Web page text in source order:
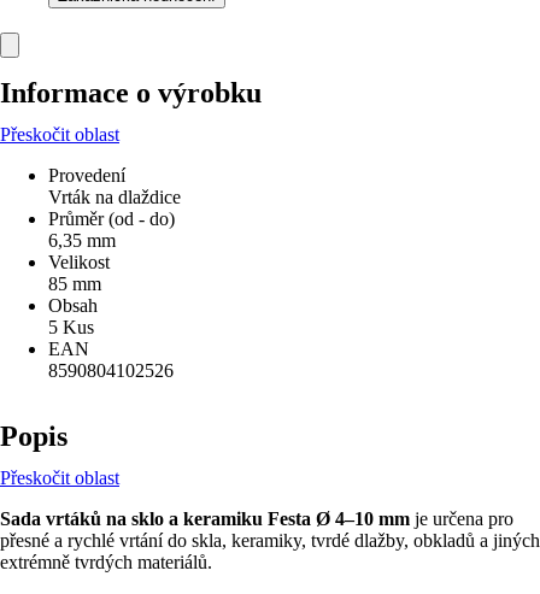
Informace o výrobku
Přeskočit oblast
Provedení
Vrták na dlaždice
Průměr (od - do)
6,35 mm
Velikost
85 mm
Obsah
5 Kus
EAN
8590804102526
Popis
Přeskočit oblast
Sada vrtáků na sklo a keramiku Festa Ø 4–10 mm je určena pro
přesné a rychlé vrtání do skla, keramiky, tvrdé dlažby, obkladů a jiných
extrémně tvrdých materiálů.